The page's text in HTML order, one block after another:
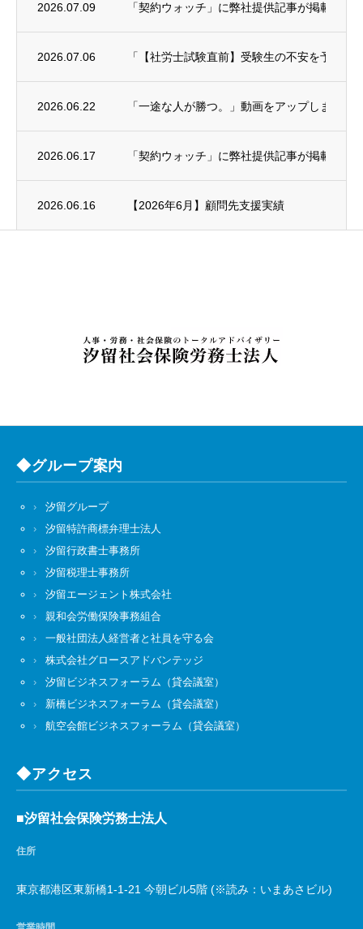
2026.07.09 「契約ウォッチ」に弊社提供記事が掲載され
2026.07.06 「【社労士試験直前】受験生の不安を予備
2026.06.22 「一途な人が勝つ。」動画をアップしました
2026.06.17 「契約ウォッチ」に弊社提供記事が掲載され
2026.06.16 【2026年6月】顧問先支援実績
◆グループ案内
汐留グループ
汐留特許商標弁理士法人
汐留行政書士事務所
汐留税理士事務所
汐留エージェント株式会社
親和会労働保険事務組合
一般社団法人経営者と社員を守る会
株式会社グロースアドバンテッジ
汐留ビジネスフォーラム（貸会議室）
新橋ビジネスフォーラム（貸会議室）
航空会館ビジネスフォーラム（貸会議室）
◆アクセス
■汐留社会保険労務士法人
住所
東京都港区東新橋1-1-21 今朝ビル5階 (※読み：いまあさビル)